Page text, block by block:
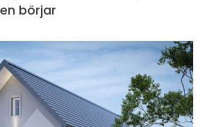
börjar